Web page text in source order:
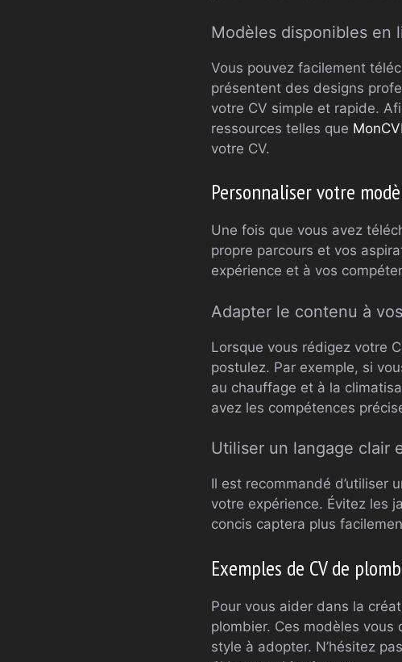
Modèles disponibles en
Vous pouvez facilement
présentent des designs
votre CV simple et rapide.
ressources telles que
votre CV.
Personnaliser votre
Une fois que vous avez
propre parcours et vos
expérience et à vos
Adapter le contenu à
Lorsque vous rédigez votre
postulez. Par exemple, si
au chauffage et à la
avez les compétences
Utiliser un langage clair
Il est recommandé d’utiliser
votre expérience. Évitez les
concis captera plus
Exemples de CV de
Pour vous aider dans la
plombier. Ces modèles
style à adopter. N’hésitez